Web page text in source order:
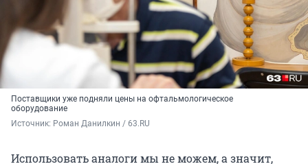
Поставщики уже подняли цены на офтальмологическое
оборудование
Источник: Роман Данилкин / 63.RU
Использовать аналоги мы не можем, а значит,